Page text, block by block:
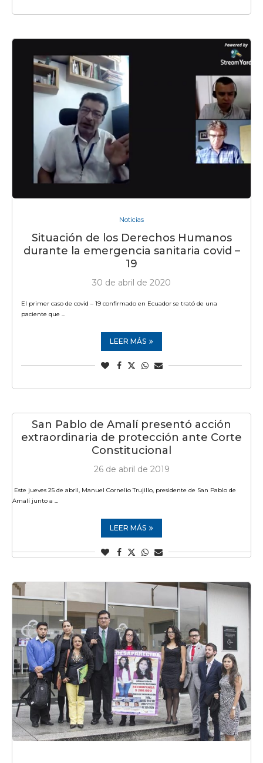
Noticias
Situación de los Derechos Humanos
durante la emergencia sanitaria covid –
19
30 de abril de 2020
El primer caso de covid – 19 confirmado en Ecuador se trató de una
paciente que …
LEER MÁS
San Pablo de Amalí presentó acción
extraordinaria de protección ante Corte
Constitucional
26 de abril de 2019
Este jueves 25 de abril, Manuel Cornelio Trujillo, presidente de San Pablo de
Amalí junto a …
LEER MÁS